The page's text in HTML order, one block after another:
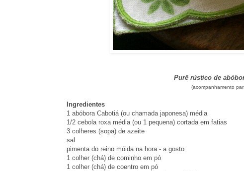
Purê rústico de
(acompanhamento
Ingredientes
1 abóbora Cabotiá (ou chamada japonesa) média
1/2 cebola roxa média (ou 1 pequena) cortada em fatias
3 colheres (sopa) de azeite
sal
pimenta do reino móida na hora - a gosto
1 colher (chá) de cominho em pó
1 colher (chá) de coentro em pó